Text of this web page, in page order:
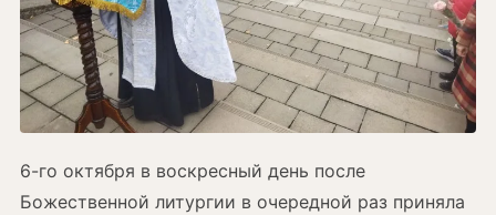
6-го октября в воскресный день после
Божественной литургии в очередной раз приняла